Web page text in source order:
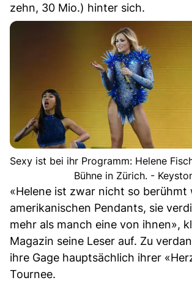
zehn, 30 Mio.) hinter sich.
Sexy ist bei ihr Programm: Helene
Bühne in Zürich. -
«Helene ist zwar nicht so berühmt
amerikanischen Pendants, sie
mehr als manch eine von ihnen»,
Magazin seine Leser auf. Zu
ihre Gage hauptsächlich ihrer
Tournee.